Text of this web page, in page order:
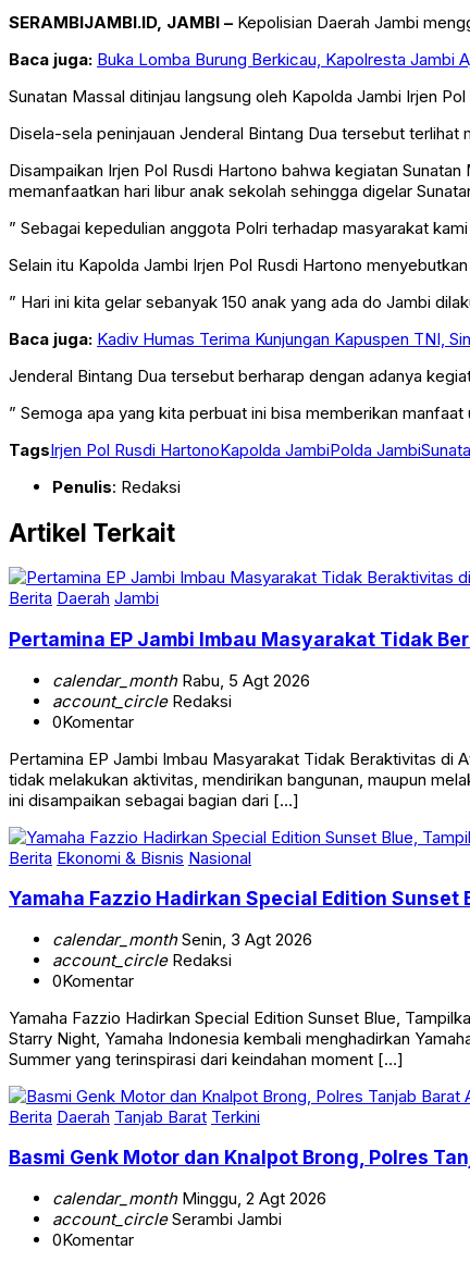
SERAMBIJAMBI.ID, JAMBI – Kepolisian Daerah Jambi
Baca juga: Buka Lomba Burung Berkicau, Kapolresta Jambi
Sunatan Massal ditinjau langsung oleh Kapolda Jambi Irjen
Disela-sela peninjauan Jenderal Bintang Dua tersebut
Disampaikan Irjen Pol Rusdi Hartono bahwa kegiatan
memanfaatkan hari libur anak sekolah sehingga digelar
” Sebagai kepedulian anggota Polri terhadap masyarakat
Selain itu Kapolda Jambi Irjen Pol Rusdi Hartono
” Hari ini kita gelar sebanyak 150 anak yang ada do Jambi
Baca juga: Kadiv Humas Terima Kunjungan Kapuspen TNI,
Jenderal Bintang Dua tersebut berharap dengan adanya
” Semoga apa yang kita perbuat ini bisa memberikan
TagsIrjen Pol Rusdi HartonoKapolda JambiPolda Jambi
Penulis: Redaksi
Artikel Terkait
Berita Daerah Jambi
Pertamina EP Jambi Imbau Masyarakat Tidak
calendar_monthRabu, 5 Agt 2026
account_circleRedaksi
0Komentar
Pertamina EP Jambi Imbau Masyarakat Tidak Beraktivitas di
tidak melakukan aktivitas, mendirikan bangunan, maupun
ini disampaikan sebagai bagian dari […]
Berita Ekonomi & Bisnis Nasional
Yamaha Fazzio Hadirkan Special Edition Sunset
calendar_monthSenin, 3 Agt 2026
account_circleRedaksi
0Komentar
Yamaha Fazzio Hadirkan Special Edition Sunset Blue,
Starry Night, Yamaha Indonesia kembali menghadirkan
Summer yang terinspirasi dari keindahan moment […]
Berita Daerah Tanjab Barat Terkini
Basmi Genk Motor dan Knalpot Brong, Polres
calendar_monthMinggu, 2 Agt 2026
account_circleSerambi Jambi
0Komentar